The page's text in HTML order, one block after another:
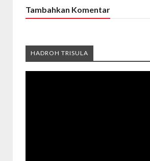
Tambahkan Komentar
HADROH TRISULA